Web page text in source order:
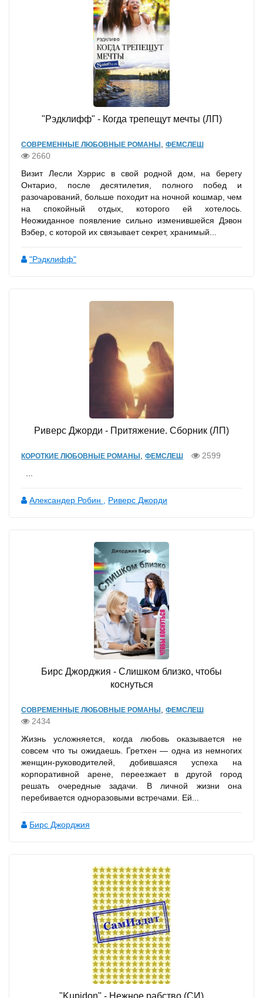
"Рэдклифф" - Когда трепещут мечты (ЛП)
СОВРЕМЕННЫЕ ЛЮБОВНЫЕ РОМАНЫ ФЕМСЛЕШ
2660
Визит Лесли Хэррис в свой родной дом, на берегу
Онтарио, после десятилетия, полного побед и
разочарований, больше походит на ночной кошмар, чем
на спокойный отдых, которого ей хотелось.
Неожиданное появление сильно изменившейся Дэвон
Вэбер, с которой их связывает секрет, хранимый...
"Рэдклифф"
Риверс Джорди - Притяжение. Сборник (ЛП)
КОРОТКИЕ ЛЮБОВНЫЕ РОМАНЫ ФЕМСЛЕШ
2599
Александер Робин Риверс Джорди
Бирс Джорджия - Слишком близко, чтобы
коснуться
СОВРЕМЕННЫЕ ЛЮБОВНЫЕ РОМАНЫ ФЕМСЛЕШ
2434
Жизнь усложняется, когда любовь оказывается не
совсем что ты ожидаешь. Гретхен — одна из немногих
женщин-руководителей, добившаяся успеха на
корпоративной арене, переезжает в другой город
решать очередные задачи. В личной жизни она
перебивается одноразовыми встречами. Ей...
Бирс Джорджия
"Kupidon" - Нежное рабство (СИ)